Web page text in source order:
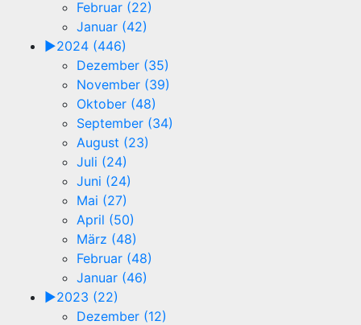
Februar (22)
Januar (42)
►2024 (446)
Dezember (35)
November (39)
Oktober (48)
September (34)
August (23)
Juli (24)
Juni (24)
Mai (27)
April (50)
März (48)
Februar (48)
Januar (46)
►2023 (22)
Dezember (12)